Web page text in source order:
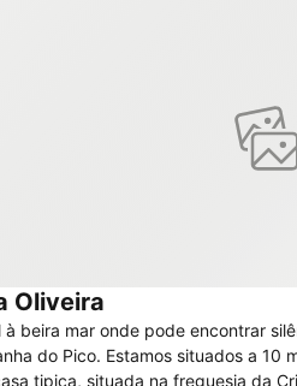
Oliveira
beira mar onde pode encontrar
do Pico. Estamos situados a
tipica, situada na freguesia da